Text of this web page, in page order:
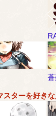
スターを好き